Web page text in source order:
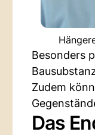
Besonders
Zudem
Das